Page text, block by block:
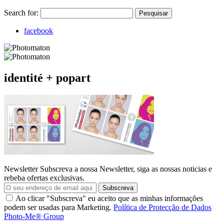
Search for: Pesquisar
facebook
identité + popart
Newsletter Subscreva a nossa Newsletter, siga as nossas noticias e
rebeba ofertas exclusivas.
Subscreva
Ao clicar "Subscreva" eu aceito que as minhas informações
podem ser usadas para Marketing. Política de Protecção de Dados
Photo-Me® Group